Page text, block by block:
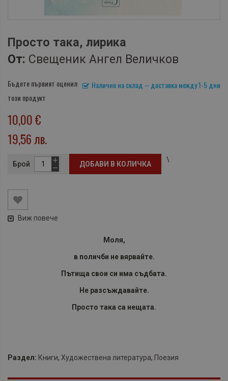
Просто така, лирика
От: Свещеник Ангел Величков
Налично на склад – доставка между 1-5 дни
Бъдете първият оценил
този продукт
10,00 €
19,56 лв.
Брой ДОБАВИ В КОЛИЧКА
\
Виж повече
Моля,
в поличби не вярвайте.
Пътища свои си има съдбата.
Не разсъждавайте.
Просто така са нещата.
Раздел: Книги, Художествена литература, Поезия